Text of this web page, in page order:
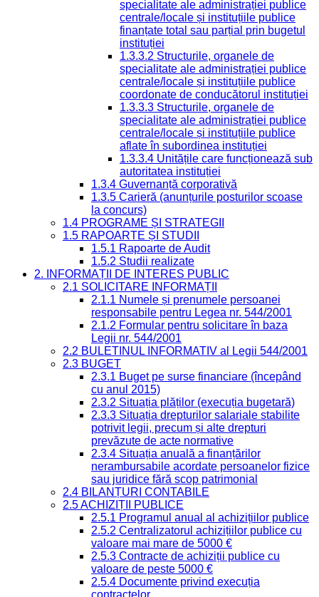
specialitate ale administrației publice
centrale/locale și instituțiile publice
finanțate total sau parțial prin bugetul
instituției
1.3.3.2 Structurile, organele de
specialitate ale administrației publice
centrale/locale și instituțiile publice
coordonate de conducătorul instituției
1.3.3.3 Structurile, organele de
specialitate ale administrației publice
centrale/locale și instituțiile publice
aflate în subordinea instituției
1.3.3.4 Unitățile care funcționează sub
autoritatea instituției
1.3.4 Guvernanță corporativă
1.3.5 Carieră (anunțurile posturilor scoase
la concurs)
1.4 PROGRAME ȘI STRATEGII
1.5 RAPOARTE ȘI STUDII
1.5.1 Rapoarte de Audit
1.5.2 Studii realizate
2. INFORMAȚII DE INTERES PUBLIC
2.1 SOLICITARE INFORMAȚII
2.1.1 Numele și prenumele persoanei
responsabile pentru Legea nr. 544/2001
2.1.2 Formular pentru solicitare în baza
Legii nr. 544/2001
2.2 BULETINUL INFORMATIV al Legii 544/2001
2.3 BUGET
2.3.1 Buget pe surse financiare (începând
cu anul 2015)
2.3.2 Situația plăților (execuția bugetară)
2.3.3 Situația drepturilor salariale stabilite
potrivit legii, precum și alte drepturi
prevăzute de acte normative
2.3.4 Situația anuală a finanțărilor
nerambursabile acordate persoanelor fizice
sau juridice fără scop patrimonial
2.4 BILANȚURI CONTABILE
2.5 ACHIZIȚII PUBLICE
2.5.1 Programul anual al achizițiilor publice
2.5.2 Centralizatorul achizițiilor publice cu
valoare mai mare de 5000 €
2.5.3 Contracte de achiziții publice cu
valoare de peste 5000 €
2.5.4 Documente privind execuția
contractelor